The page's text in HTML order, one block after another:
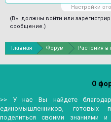
Настройки
(Вы должны войти или
сообщение.)
Главная Форум Растения в
О
>> У нас Вы найдете
единомышленников, готовых
поделиться своими знаниями